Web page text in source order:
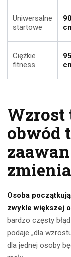
Uniwersalne
startowe
Ciężkie
fitness
Wzrost
obwód
Osoba
zwykle większej
bardzo częsty
podaje „dla
dla jednej osoby